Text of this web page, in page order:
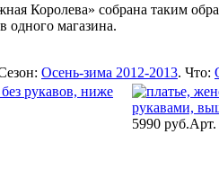
Королева» собрана таким
одного магазина.
Осень-зима 2012-2013. Что:
5990 руб.Арт.